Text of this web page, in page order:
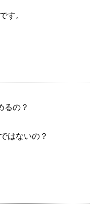
す。
るの？
はないの？